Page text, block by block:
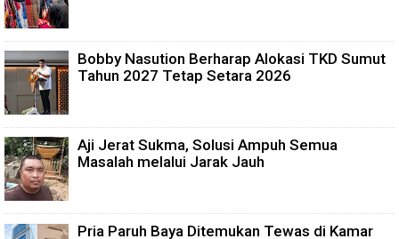
Bobby Nasution Berharap Alokasi TKD Sumut
Tahun 2027 Tetap Setara 2026
Aji Jerat Sukma, Solusi Ampuh Semua
Masalah melalui Jarak Jauh
Pria Paruh Baya Ditemukan Tewas di Kamar